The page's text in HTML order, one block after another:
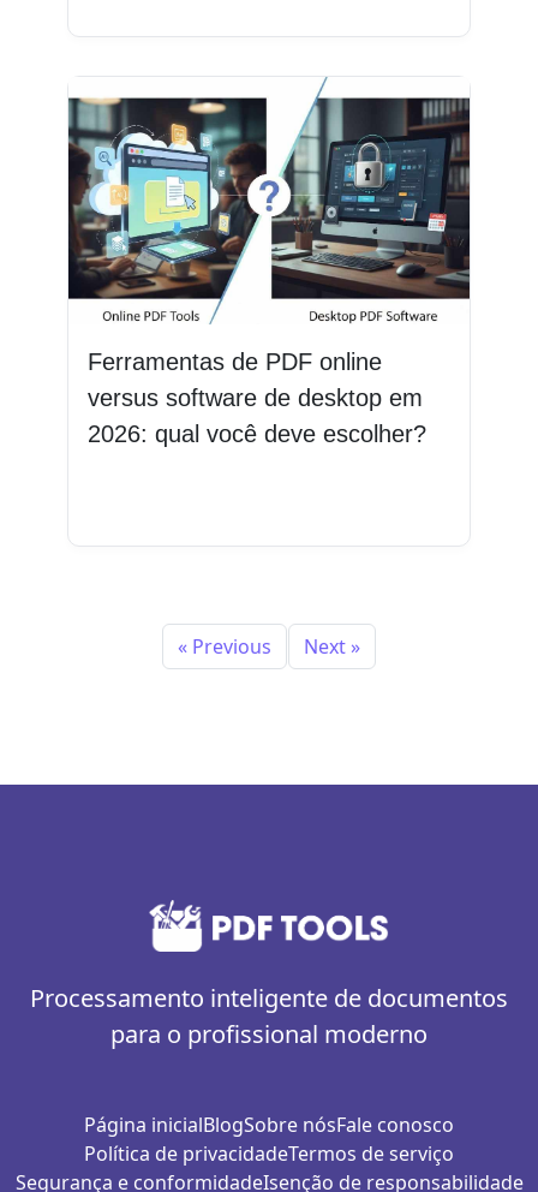
Ferramentas de PDF online
versus software de desktop em
2026: qual você deve escolher?
« Previous Next »
Processamento inteligente de documentos
para o profissional moderno
Página inicialBlogSobre nósFale conosco
Política de privacidadeTermos de serviço
Segurança e conformidadeIsenção de responsabilidade